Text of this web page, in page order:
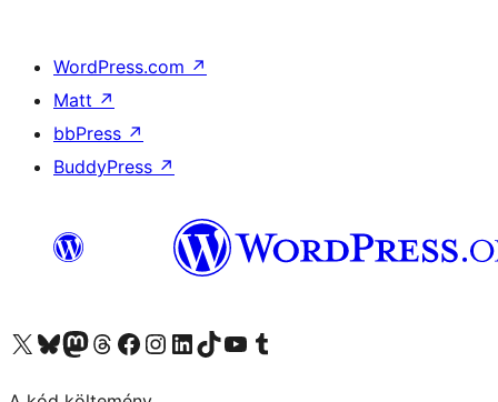
WordPress.com ↗
Matt ↗
bbPress ↗
BuddyPress ↗
Visit our X (formerly Twitter) account
Visit our Bluesky account
Twitter csatornánk
Visit our Threads account
Facebook oldalunk megtekintése
Visit our Instagram account
Visit our LinkedIn account
Visit our TikTok account
Visit our YouTube channel
Visit our Tumblr account